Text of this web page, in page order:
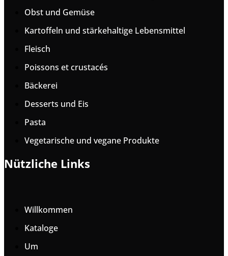
Obst und Gemüse
Kartoffeln und stärkehaltige Lebensmittel
Fleisch
Poissons et crustacés
Bäckerei
Desserts und Eis
Pasta
Vegetarische und vegane Produkte
Nützliche Links
Willkommen
Kataloge
Um